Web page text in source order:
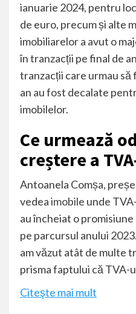
ianuarie 2024, pentru
de euro, precum și alte
imobiliarelor a avut o
în tranzacții pe final de
tranzacții care urmau
an au fost decalate
imobilelor.
Ce urmează
creștere a
Antoanela Comșa,
vedeaimobile unde
au încheiat o
pe parcursul anului
am văzut atât de multe
prisma faptului că TVA-
Citeşte mai mult